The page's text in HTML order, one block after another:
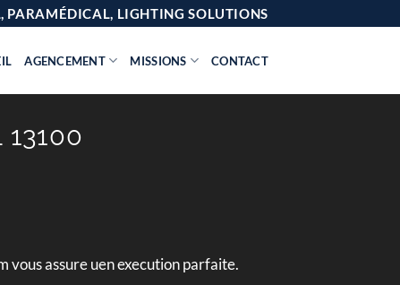
PARAMÉDICAL, LIGHTING SOLUTIONS
AGENCEMENT MISSIONS CONTACT
vous assure uen execution parfaite.